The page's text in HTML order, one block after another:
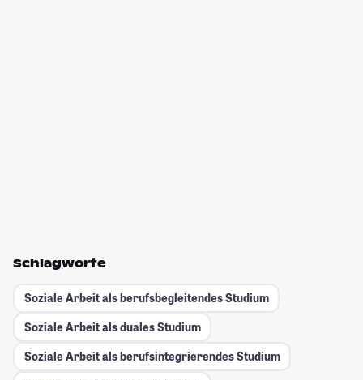
Schlagworte
Soziale Arbeit als berufsbegleitendes Studium
Soziale Arbeit als duales Studium
Soziale Arbeit als berufsintegrierendes Studium